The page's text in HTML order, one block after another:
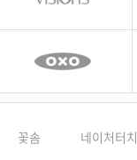
꽃솜 네이처터치